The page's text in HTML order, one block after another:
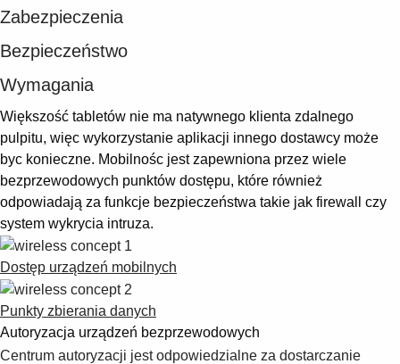
Zabezpieczenia
Bezpieczeństwo
Wymagania
Większość tabletów nie ma natywnego klienta zdalnego
pulpitu, więc wykorzystanie aplikacji innego dostawcy może
byc konieczne. Mobilnośc jest zapewniona przez wiele
bezprzewodowych punktów dostępu, które również
odpowiadają za funkcje bezpieczeństwa takie jak firewall czy
system wykrycia intruza.
Dostęp urządzeń mobilnych
Punkty zbierania danych
Autoryzacja urządzeń bezprzewodowych
Centrum autoryzacji jest odpowiedzialne za dostarczanie